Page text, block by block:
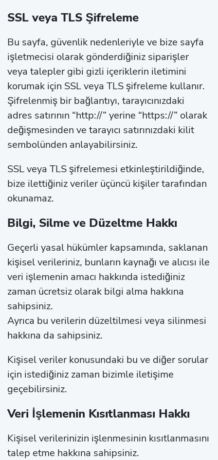
SSL veya TLS Şifreleme
Bu sayfa, güvenlik nedenleriyle ve bize sayfa
işletmecisi olarak gönderdiğiniz siparişler
veya talepler gibi gizli içeriklerin iletimini
korumak için SSL veya TLS şifreleme kullanır.
Şifrelenmiş bir bağlantıyı, tarayıcınızdaki
adres satırının “http://” yerine “https://” olarak
değişmesinden ve tarayıcı satırınızdaki kilit
sembolünden anlayabilirsiniz.
SSL veya TLS şifrelemesi etkinleştirildiğinde,
bize ilettiğiniz veriler üçüncü kişiler tarafından
okunamaz.
Bilgi, Silme ve Düzeltme Hakkı
Geçerli yasal hükümler kapsamında, saklanan
kişisel verileriniz, bunların kaynağı ve alıcısı ile
veri işlemenin amacı hakkında istediğiniz
zaman ücretsiz olarak bilgi alma hakkına
sahipsiniz.
Ayrıca bu verilerin düzeltilmesi veya silinmesi
hakkına da sahipsiniz.
Kişisel veriler konusundaki bu ve diğer sorular
için istediğiniz zaman bizimle iletişime
geçebilirsiniz.
Veri İşlemenin Kısıtlanması Hakkı
Kişisel verilerinizin işlenmesinin kısıtlanmasını
talep etme hakkına sahipsiniz.